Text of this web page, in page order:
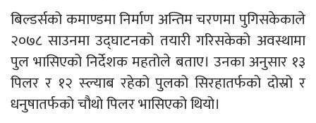
बिल्डर्सको कमाण्डमा निर्माण अन्तिम चरणमा पुगिसकेकाले
२०७८ साउनमा उद्घाटनको तयारी गरिसकेको अवस्थामा
पुल भासिएको निर्देशक महतोले बताए। उनका अनुसार १३
पिलर र १२ स्ल्याब रहेको पुलको सिरहातर्फको दोस्रो र
धनुषातर्फको चौथो पिलर भासिएको थियो।